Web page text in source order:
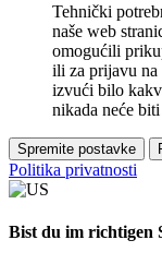
Tehnički
naše web
omogućili
ili za prijavu na
izvući bilo
nikada neće
Spremite postavke
Politika privatnosti
Bist du im richtigen